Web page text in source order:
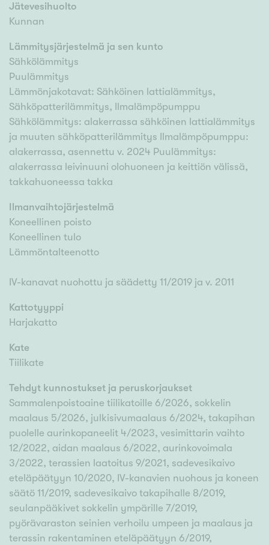
Jätevesihuolto
Kunnan
Lämmitysjärjestelmä ja sen kunto
Sähkölämmitys
Puulämmitys
Lämmönjakotavat: Sähköinen lattialämmitys,
Sähköpatterilämmitys, Ilmalämpöpumppu
Sähkölämmitys: alakerrassa sähköinen lattialämmitys
ja muuten sähköpatterilämmitys Ilmalämpöpumppu:
alakerrassa, asennettu v. 2024 Puulämmitys:
alakerrassa leivinuuni olohuoneen ja keittiön välissä,
takkahuoneessa takka
Ilmanvaihtojärjestelmä
Koneellinen poisto
Koneellinen tulo
Lämmöntalteenotto
IV-kanavat nuohottu ja säädetty 11/2019 ja v. 2011
Kattotyyppi
Harjakatto
Kate
Tiilikate
Tehdyt kunnostukset ja peruskorjaukset
Sammalenpoistoaine tiilikatoille 6/2026, sokkelin
maalaus 5/2026, julkisivumaalaus 6/2024, takapihan
puolelle aurinkopaneelit 4/2023, vesimittarin vaihto
12/2022, aidan maalaus 6/2022, aurinkovoimala
3/2022, terassien laatoitus 9/2021, sadevesikaivo
eteläpäätyyn 10/2020, IV-kanavien nuohous ja koneen
säätö 11/2019, sadevesikaivo takapihalle 8/2019,
seulanpääkivet sokkelin ympärille 7/2019,
pyörävaraston seinien verhoilu umpeen ja maalaus ja
terassin rakentaminen eteläpäätyyn 6/2019,